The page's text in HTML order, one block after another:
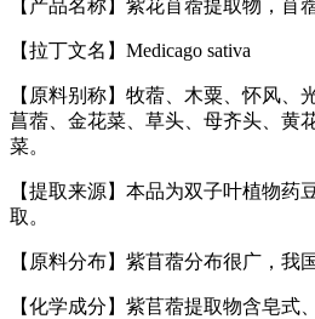
【产品名称】紫花苜蓿提取物，苜
【拉丁文名】Medicago sativa
【原料别称】牧蓿、木粟、怀风、
菖蓿、金花菜、草头、母齐头、黄
菜。
【提取来源】本品为双子叶植物药
取。
【原料分布】紫苜蓿分布很广，我
【化学成分】紫苢蓿提取物含皂式